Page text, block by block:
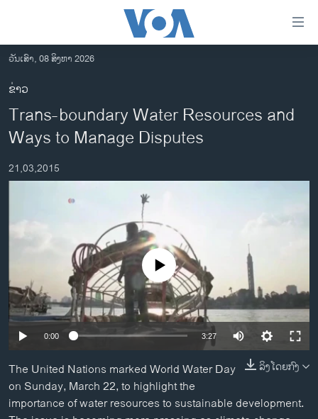
ເຂົ້າ
ຫາ
ຂ້າມ
ຂ້າມ
ຂ້າມ
ໄປ
ຫາ
ຊອກ
ອາເມຣິກາ
ການເລືອກຕັ້ງ ປະທານາທີບໍດີ ສະຫະລັດ 2024
ຂ່າວ​ຈີນ
ເອເຊຍ
ອິດສະຫຼະພາບດ້ານການຂ່າວ
ຊີວິດຊາວລາວ
ຊຸມຊົນຊາວລາວ
ວິທະຍາສາດ-ເທັກໂນໂລຈີ
ພາສາອັງກິດ
ວີດີໂອ
ວັນເສົາ, 08 ສິງຫາ 2026
ຂ່າວ
Trans-boundary Water Resources and
Ways to Manage Disputes
21,03,2015
No media source currently available
0:00 3:27
ລິງໂດຍກົງ
The United Nations marked World Water Day
on Sunday, March 22, to highlight the
importance of water resources to sustainable development.